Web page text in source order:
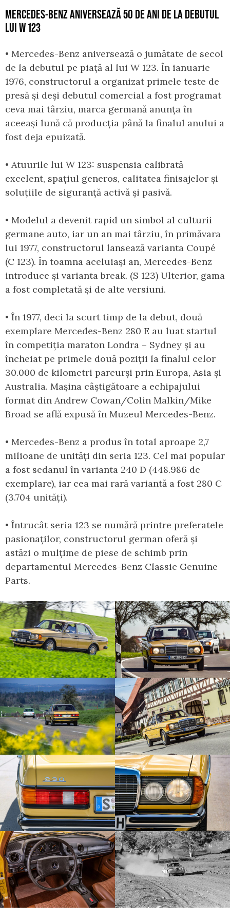
MERCEDES-BENZ ANIVERSEAZĂ 50 DE ANI DE LA DEBUTUL
LUI W 123
• Mercedes-Benz aniversează o jumătate de secol
de la debutul pe piață al lui W 123. În ianuarie
1976, constructorul a organizat primele teste de
presă și deși debutul comercial a fost programat
ceva mai târziu, marca germană anunța în
aceeași lună că producția până la finalul anului a
fost deja epuizată.
• Atuurile lui W 123: suspensia calibrată
excelent, spațiul generos, calitatea finisajelor și
soluțiile de siguranță activă și pasivă.
• Modelul a devenit rapid un simbol al culturii
germane auto, iar un an mai târziu, în primăvara
lui 1977, constructorul lansează varianta Coupé
(C 123). În toamna aceluiași an, Mercedes-Benz
introduce și varianta break. (S 123) Ulterior, gama
a fost completată și de alte versiuni.
• În 1977, deci la scurt timp de la debut, două
exemplare Mercedes-Benz 280 E au luat startul
în competiția maraton Londra – Sydney și au
încheiat pe primele două poziții la finalul celor
30.000 de kilometri parcurși prin Europa, Asia și
Australia. Mașina câștigătoare a echipajului
format din Andrew Cowan/Colin Malkin/Mike
Broad se află expusă în Muzeul Mercedes-Benz.
• Mercedes-Benz a produs în total aproape 2,7
milioane de unități din seria 123. Cel mai popular
a fost sedanul în varianta 240 D (448.986 de
exemplare), iar cea mai rară variantă a fost 280 C
(3.704 unități).
• Întrucât seria 123 se numără printre preferatele
pasionaților, constructorul german oferă și
astăzi o mulțime de piese de schimb prin
departamentul Mercedes-Benz Classic Genuine
Parts.